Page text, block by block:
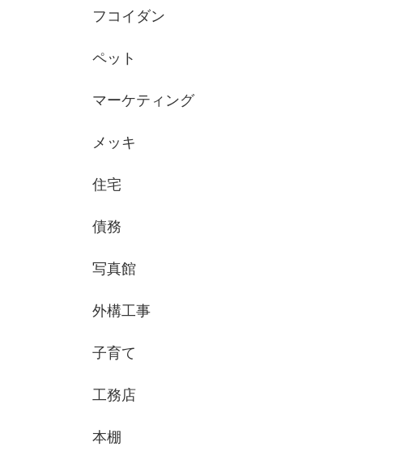
フコイダン
ペット
マーケティング
メッキ
住宅
債務
写真館
外構工事
子育て
工務店
本棚